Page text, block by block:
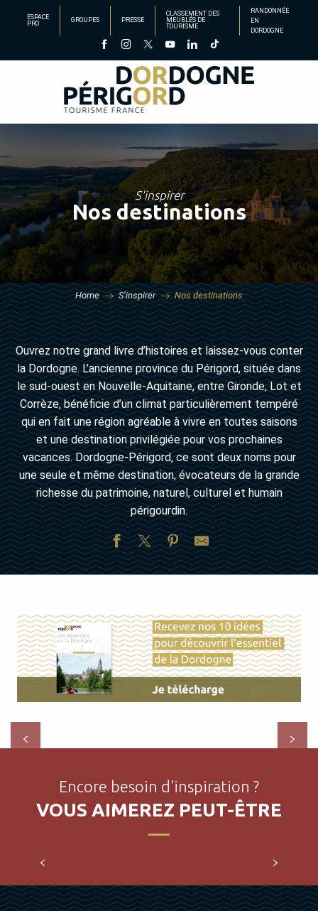
principal
ESPACE
PRO
GROUPES PRESSE
CLASSEMENT DES
MEUBLÉS DE
TOURISME
RANDONNÉE
EN
DORDOGNE
S'inspirer
Nos destinations
Home S’inspirer Nos destinations
Ouvrez notre grand livre d’histoires et laissez-vous conter
la Dordogne. L’ancienne province du Périgord, située dans
le sud-ouest en Nouvelle-Aquitaine, entre Gironde, Lot et
Corrèze, bénéficie d’un climat particulièrement tempéré
qui en fait une région agréable à vivre en toutes saisons
et une destination privilégiée pour vos prochaines
vacances. Dordogne-Périgord, ce sont deux noms pour
une seule et même destination, évocateurs de la grande
richesse du patrimoine, naturel, culturel et humain
périgourdin.
Périgueux et la Vallée de l’Isle
Périgueux, la capitale du Périgord, vous révèle ses 2000
ans d’histoire : Cathédrale Saint-Front, tour de Vésonne,
musée gallo romain Vésunna, hôtels particuliers…...
Encore besoin d'inspiration ?
VOUS AIMEREZ PEUT-ÊTRE